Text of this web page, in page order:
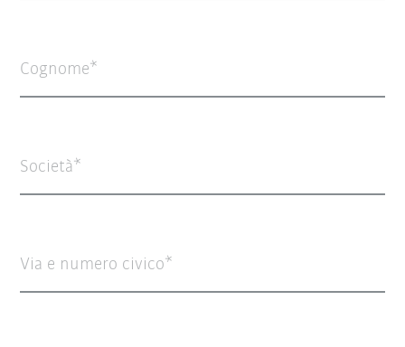
Cognome
Società
Via e numero civico